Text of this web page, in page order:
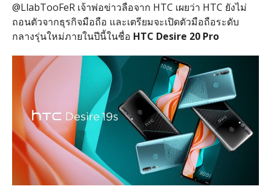
@LlabTooFeR เจ้าพ่อข่าวลือจาก HTC เผยว่า HTC ยังไม่
ถอนตัวจากธุรกิจมือถือ และเตรียมจะเปิดตัวมือถือระดับ
กลางรุ่นใหม่ภายในปีนี้ในชื่อ HTC Desire 20 Pro